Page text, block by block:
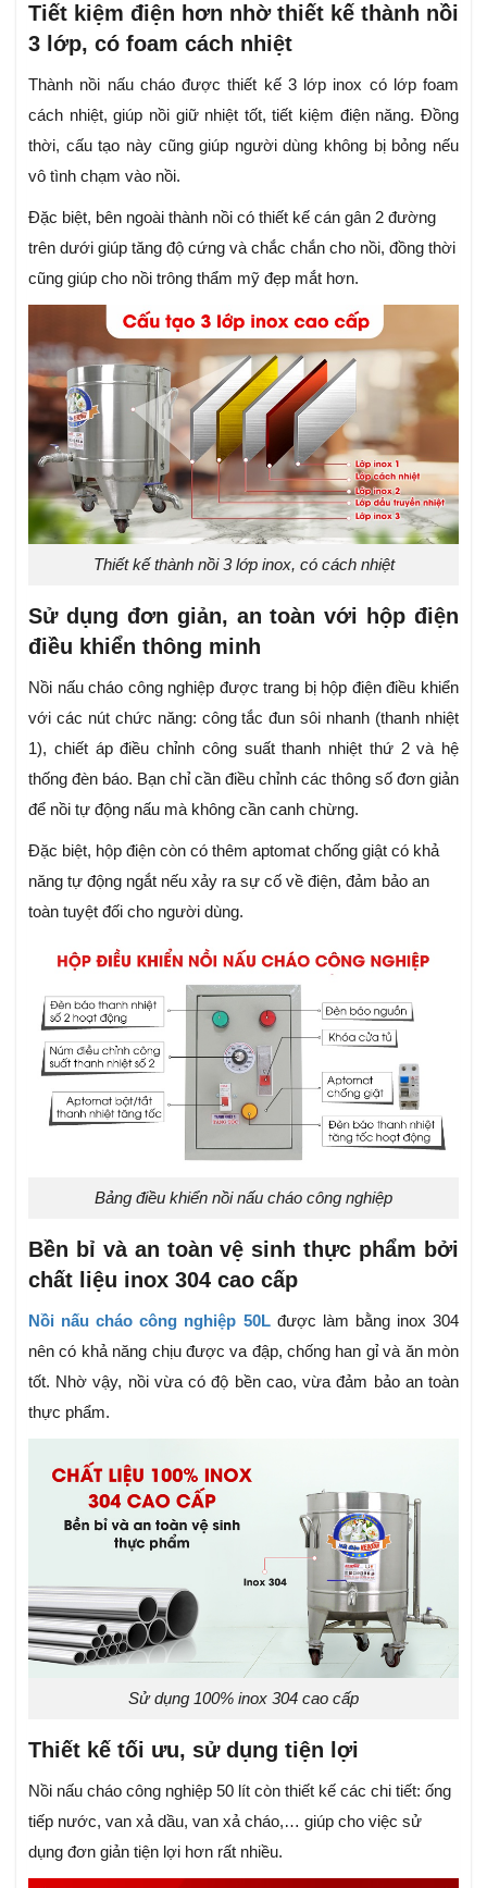
Tiết kiệm điện hơn nhờ thiết kế thành nồi
3 lớp, có foam cách nhiệt
Thành nồi nấu cháo được thiết kế 3 lớp inox có lớp foam
cách nhiệt, giúp nồi giữ nhiệt tốt, tiết kiệm điện năng. Đồng
thời, cấu tạo này cũng giúp người dùng không bị bỏng nếu
vô tình chạm vào nồi.
Đặc biệt, bên ngoài thành nồi có thiết kế cán gân 2 đường
trên dưới giúp tăng độ cứng và chắc chắn cho nồi, đồng thời
cũng giúp cho nồi trông thẩm mỹ đẹp mắt hơn.
Thiết kế thành nồi 3 lớp inox, có cách nhiệt
Sử dụng đơn giản, an toàn với hộp điện
điều khiển thông minh
Nồi nấu cháo công nghiệp được trang bị hộp điện điều khiển
với các nút chức năng: công tắc đun sôi nhanh (thanh nhiệt
1), chiết áp điều chỉnh công suất thanh nhiệt thứ 2 và hệ
thống đèn báo. Bạn chỉ cần điều chỉnh các thông số đơn giản
để nồi tự động nấu mà không cần canh chừng.
Đặc biệt, hộp điện còn có thêm aptomat chống giật có khả
năng tự động ngắt nếu xảy ra sự cố về điện, đảm bảo an
toàn tuyệt đối cho người dùng.
Bảng điều khiển nồi nấu cháo công nghiệp
Bền bỉ và an toàn vệ sinh thực phẩm bởi
chất liệu inox 304 cao cấp
Nồi nấu cháo công nghiệp 50Lđược làm bằng inox 304
nên có khả năng chịu được va đập, chống han gỉ và ăn mòn
tốt. Nhờ vậy, nồi vừa có độ bền cao, vừa đảm bảo an toàn
thực phẩm.
Sử dụng 100% inox 304 cao cấp
Thiết kế tối ưu, sử dụng tiện lợi
Nồi nấu cháo công nghiệp 50 lít còn thiết kế các chi tiết: ống
tiếp nước, van xả dầu, van xả cháo,… giúp cho việc sử
dụng đơn giản tiện lợi hơn rất nhiều.